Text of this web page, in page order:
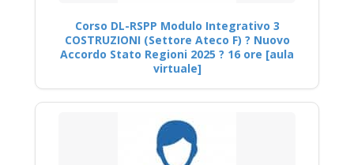
Corso DL-RSPP Modulo Integrativo 3
COSTRUZIONI (Settore Ateco F) ? Nuovo
Accordo Stato Regioni 2025 ? 16 ore [aula
virtuale]